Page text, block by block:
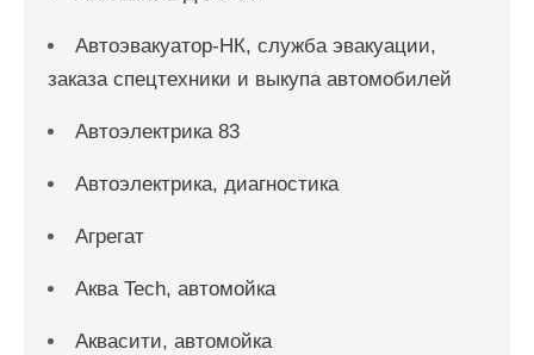
Автоэвакуатор-НК, служба эвакуации,
заказа спецтехники и выкупа автомобилей
Автоэлектрика 83
Автоэлектрика, диагностика
Агрегат
Аква Tech, автомойка
Аквасити, автомойка